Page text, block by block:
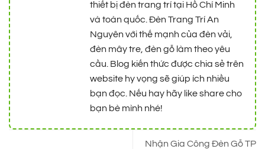
thiết bị đèn trang trí tại Hồ Chí Minh
và toàn quốc. Đèn Trang Trí An
Nguyên với thế mạnh của đèn vải,
đèn mây tre, đèn gỗ làm theo yêu
cầu. Blog kiến thức được chia sẻ trên
website hy vọng sẽ giúp ích nhiều
bạn đọc. Nếu hay hãy like share cho
bạn bè mình nhé!
Nhận Gia Công Đèn Gỗ TP